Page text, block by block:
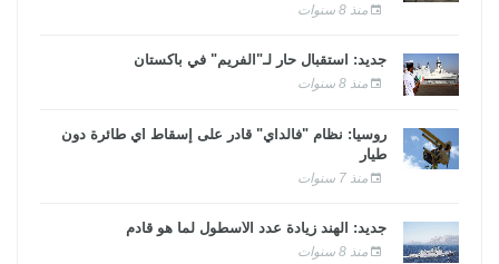
منذ 8 سنوات
جديد: استقبال حار لـ"الفريم" في باكستان
منذ 8 سنوات
روسيا: نظام "فالداي" قادر على إسقاط أي طائرة دون
طيار
منذ 7 سنوات
جديد: الهند زيادة عدد الأسطول لما هو قادم
منذ 8 سنوات